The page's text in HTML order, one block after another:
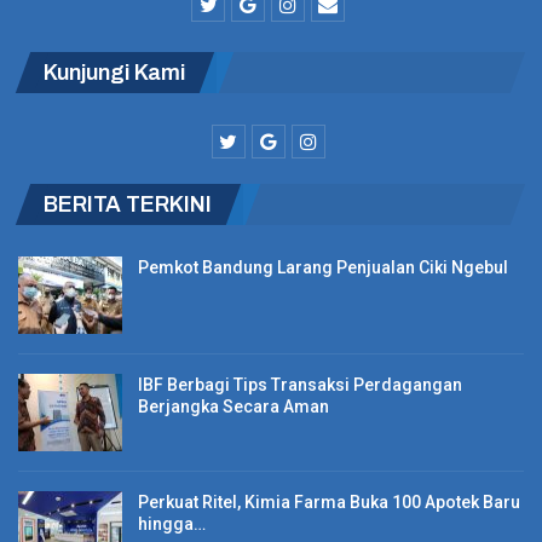
masyarakat, juga akan memberikan kontribusi perusahaan
Presiden Serahkan Bantuan Beras, PosIND
KAI Sesuikan Gapeka Baru, 58 Perjalanan Kereta
Dua Tim Rescue Cari 7 Orang Hilang di Gunung
Godog
“Kami optimis akan melanjutkan kinerja yang terbaik pada tahun
Kunjungi Kami
BERITA TERKINI
Pemkot Bandung Larang Penjualan Ciki Ngebul
IBF Berbagi Tips Transaksi Perdagangan
Berjangka Secara Aman
Perkuat Ritel, Kimia Farma Buka 100 Apotek Baru
hingga…